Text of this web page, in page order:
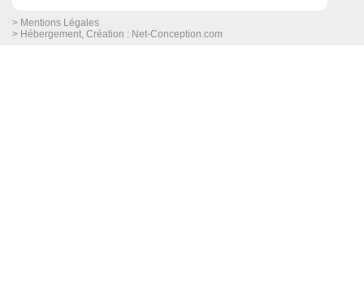
> Mentions Légales
> Hébergement, Création : Net-Conception.com